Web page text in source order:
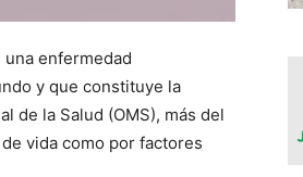
enfermedad
y que constituye la
de la Salud (OMS), más del
vida como por factores